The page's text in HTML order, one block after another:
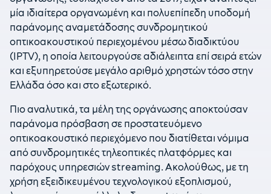
μία ιδιαίτερα οργανωμένη και πολυεπίπεδη υποδομή
παράνομης αναμετάδοσης συνδρομητικού
οπτικοακουστικού περιεχομένου μέσω διαδικτύου
(IPTV), η οποία λειτουργούσε αδιάλειπτα επί σειρά ετών
και εξυπηρετούσε μεγάλο αριθμό χρηστών τόσο στην
Ελλάδα όσο και στο εξωτερικό.
Πιο αναλυτικά, τα μέλη της οργάνωσης αποκτούσαν
παράνομα πρόσβαση σε προστατευόμενο
οπτικοακουστικό περιεχόμενο που διατίθεται νόμιμα
από συνδρομητικές τηλεοπτικές πλατφόρμες και
παρόχους υπηρεσιών streaming. Ακολούθως, με τη
χρήση εξειδικευμένου τεχνολογικού εξοπλισμού,